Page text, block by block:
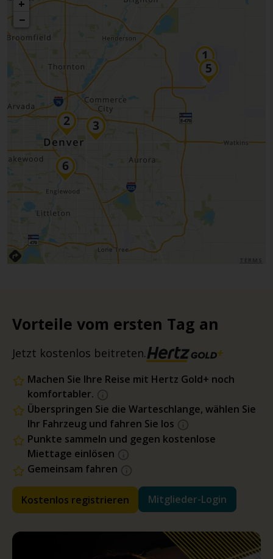
+
−
Vorteile vom ersten Tag an
Jetzt kostenlos beitreten.
Machen Sie Ihre Reise mit Hertz Gold+ noch
komfortabler.
Überspringen Sie die Warteschlange, wählen Sie
Ihr Fahrzeug und fahren Sie los
Punkte sammeln und gegen kostenlose
Miettage einlösen
Gemeinsam fahren
Kostenlos registrieren Mitglieder-Login